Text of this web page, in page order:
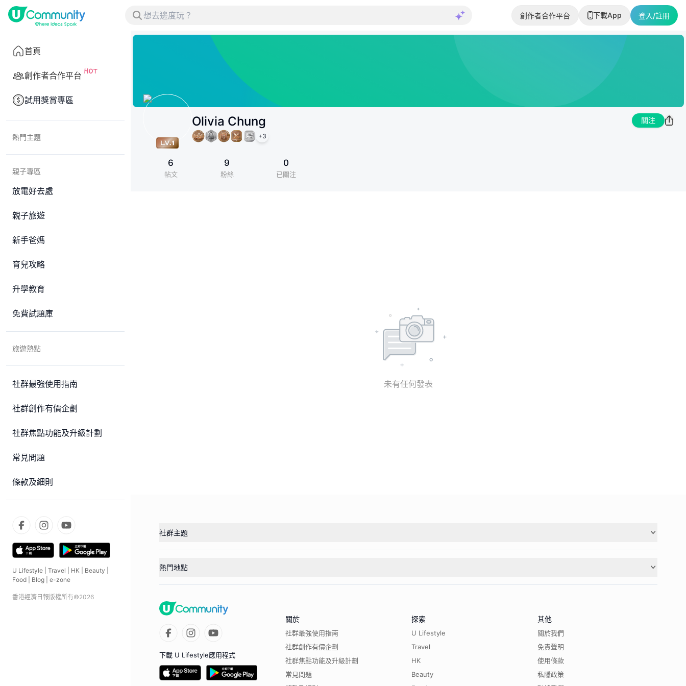
創作者合作平台 下載App 登入/註冊
首頁
創作者合作平台
試用獎賞專區
熱門主題
親子專區
放電好去處
親子旅遊
新手爸媽
育兒攻略
升學教育
免費試題庫
旅遊熱點
社群最強使用指南
社群創作有價企劃
社群焦點功能及升級計劃
常見問題
條款及細則
U Lifestyle Travel HK Beauty
Food
Blog e-zone
香港經濟日報版權所有©2026
Olivia Chung
+3
關注
6
帖文
9
粉絲
0
已關注
未有任何發表
社群主題
熱門地點
下載 U Lifestyle應用程式
關於
社群最強使用指南
社群創作有價企劃
社群焦點功能及升級計劃
常見問題
探索
U Lifestyle
Travel
HK
Beauty
其他
關於我們
免責聲明
使用條款
私隱政策